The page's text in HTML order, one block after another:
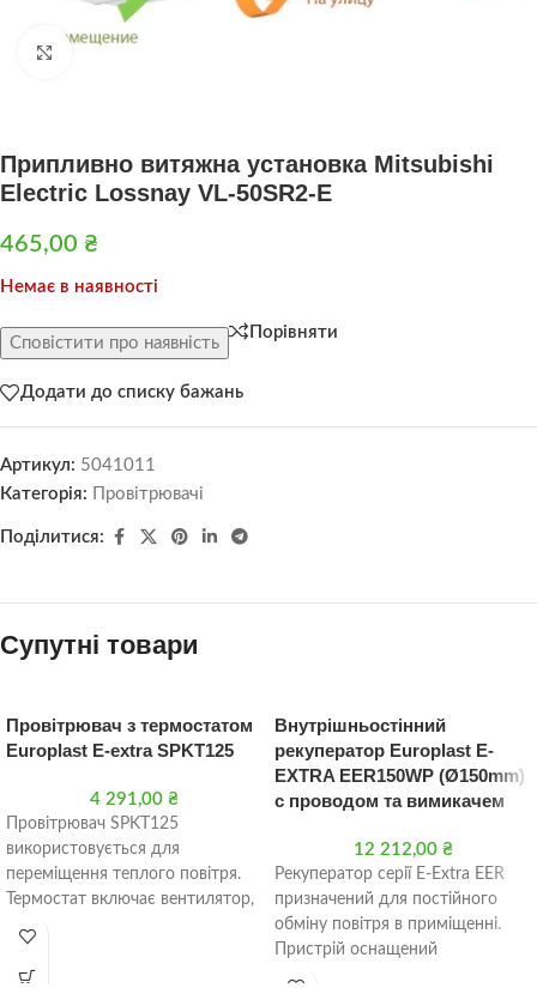
Припливно витяжна установка Mitsubishi
Electric Lossnay VL-50SR2-E
465,00 ₴
Немає в наявності
Сповістити про наявність
Порівняти
Додати до списку бажань
Артикул: 5041011
Категорія:
Провітрювачі
Поділитися:
Супутні товари
Провітрювач з термостатом
Europlast Е-extra SPKT125
4 291,00 ₴
Провітрювач SPKT125
використовується для
переміщення теплого повітря.
Термостат включає вентилятор,
сусіднє приміщення або
виводить його
Внутрішньостінний
рекуператор Europlast E-
EXTRA EER150WP (Ø150mm)
c проводом та вимикачем
12 212,00 ₴
Рекуператор серії E-Extra EER
призначений для постійного
обміну повітря в приміщенні.
Пристрій оснащений